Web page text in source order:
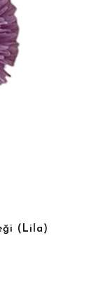
(Lila)